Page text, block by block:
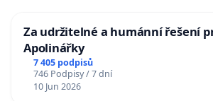
Za udržitelné a humánní řešení
Apolinářky
7 405 podpisů
746 Podpisy / 7 dní
10 Jun 2026